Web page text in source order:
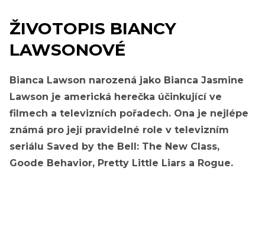
ŽIVOTOPIS BIANCY
LAWSONOVÉ
Bianca Lawson narozená jako Bianca Jasmine
Lawson je americká herečka účinkující ve
filmech a televizních pořadech. Ona je nejlépe
známá pro její pravidelné role v televizním
seriálu Saved by the Bell: The New Class,
Goode Behavior, Pretty Little Liars a Rogue.